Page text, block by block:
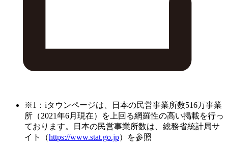
※1：iタウンページは、日本の民営事業所数516万事業
所（2021年6月現在）を上回る網羅性の高い掲載を行っ
ております。日本の民営事業所数は、総務省統計局サ
イト（https://www.stat.go.jp）を参照